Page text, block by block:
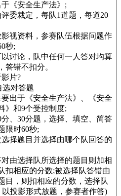
《安全生产法》;
委裁定，每队1道题，每道20
视资料，参赛队伍根据问题作
秒;
讨论，队中任何一人答对均算
答错不扣分。
片?
对答题
出于《安全生产法》、《安全
》和9个受控制度;
、30分题，选择、填空、简答
限时60秒;
择题目并选择由哪个队回答的
由选择队所选择的题目则加相
扣相应的分数;被选择队答错由
目，则扣相应的分数，选择队
投影形式放题，参赛者作答)